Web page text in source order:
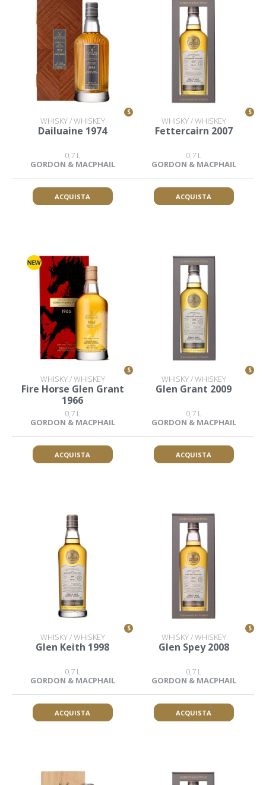
S
WHISKY / WHISKEY
Dailuaine 1974
0,7 L
GORDON & MACPHAIL
ACQUISTA
S
WHISKY / WHISKEY
Fettercairn 2007
0,7 L
GORDON & MACPHAIL
ACQUISTA
S
WHISKY / WHISKEY
Fire Horse Glen Grant
1966
0,7 L
GORDON & MACPHAIL
ACQUISTA
S
WHISKY / WHISKEY
Glen Grant 2009
0,7 L
GORDON & MACPHAIL
ACQUISTA
S
WHISKY / WHISKEY
Glen Keith 1998
0,7 L
GORDON & MACPHAIL
ACQUISTA
S
WHISKY / WHISKEY
Glen Spey 2008
0,7 L
GORDON & MACPHAIL
ACQUISTA